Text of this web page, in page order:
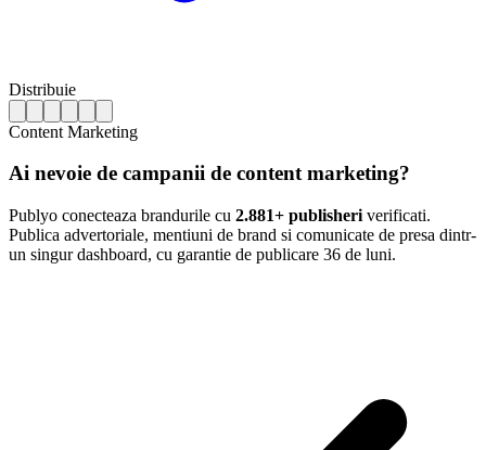
Distribuie
Content Marketing
Ai nevoie de campanii de content marketing?
Publyo conecteaza brandurile cu 2.881+ publisheri verificati.
Publica advertoriale, mentiuni de brand si comunicate de presa dintr-
un singur dashboard, cu garantie de publicare 36 de luni.